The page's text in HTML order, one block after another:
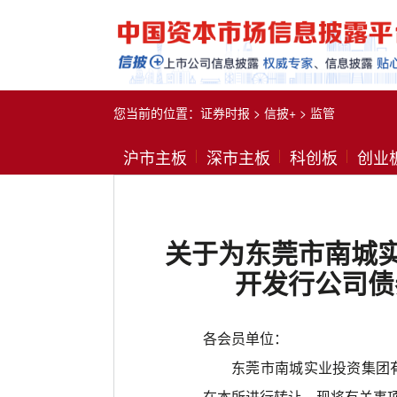
您当前的位置： 证券时报 > 信披+ > 监管
沪市主板 深市主板 科创板 创业
关于为东莞市南城
开发行公司
各会员单位：
东莞市南城实业投资集团